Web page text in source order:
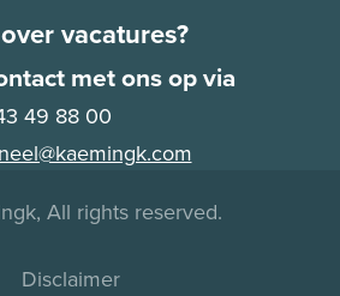
vacatures?
met ons op via
49 88 00
All rights reserved.
Disclaimer